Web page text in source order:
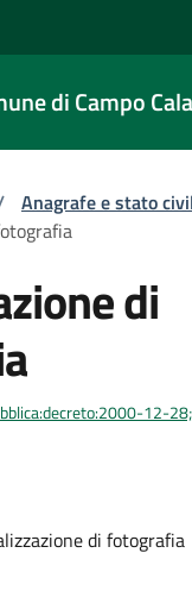
di Campo
pane
Anagrafe e stato
di
12-
di fotografia